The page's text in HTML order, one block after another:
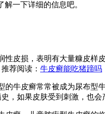
一下详细的信息吧。
皮损，表明有大量糠皮样
荐阅读： 牛皮癣能吃猪蹄吗
牛皮癣常常被成为尿布型
，如果皮肤受到刺激，也会